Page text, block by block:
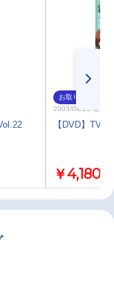
お取り寄せ
2003/04/25 発売
【DVD】TV
￥4,180